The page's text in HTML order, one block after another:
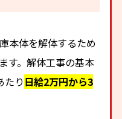
本体を解体するため
す。解体工事の基本
たり 日給2万円から3